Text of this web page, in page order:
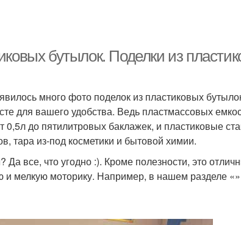
бутылок. Поделки из
много фото поделок из пластиковых
для вашего удобства. Ведь пластмассовых
до пятилитровых баклажек, и пластиковые
тара из-под косметики и бытовой химии.
все, что угодно :). Кроме полезности, это
и мелкую моторику. Например, в нашем разделе «»